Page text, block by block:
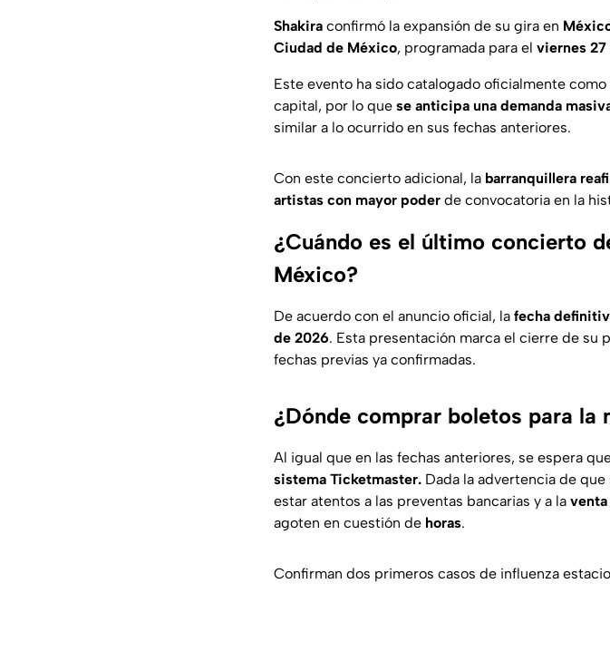
Shakira confirmó la expansión de su gira en
Ciudad de México, programada para el viernes 27
Este evento ha sido catalogado oficialmente
capital, por lo que se anticipa una demanda
similar a lo ocurrido en sus fechas anteriores.
Con este concierto adicional, la barranquillera
artistas con mayor poder de convocatoria en la
¿Cuándo es el último concierto
México?
De acuerdo con el anuncio oficial, la fecha
de 2026. Esta presentación marca el cierre de su
fechas previas ya confirmadas.
¿Dónde comprar boletos para la
Al igual que en las fechas anteriores, se espera
sistema Ticketmaster. Dada la advertencia de
estar atentos a las preventas bancarias y a la venta
agoten en cuestión de horas.
Confirman dos primeros casos de influenza